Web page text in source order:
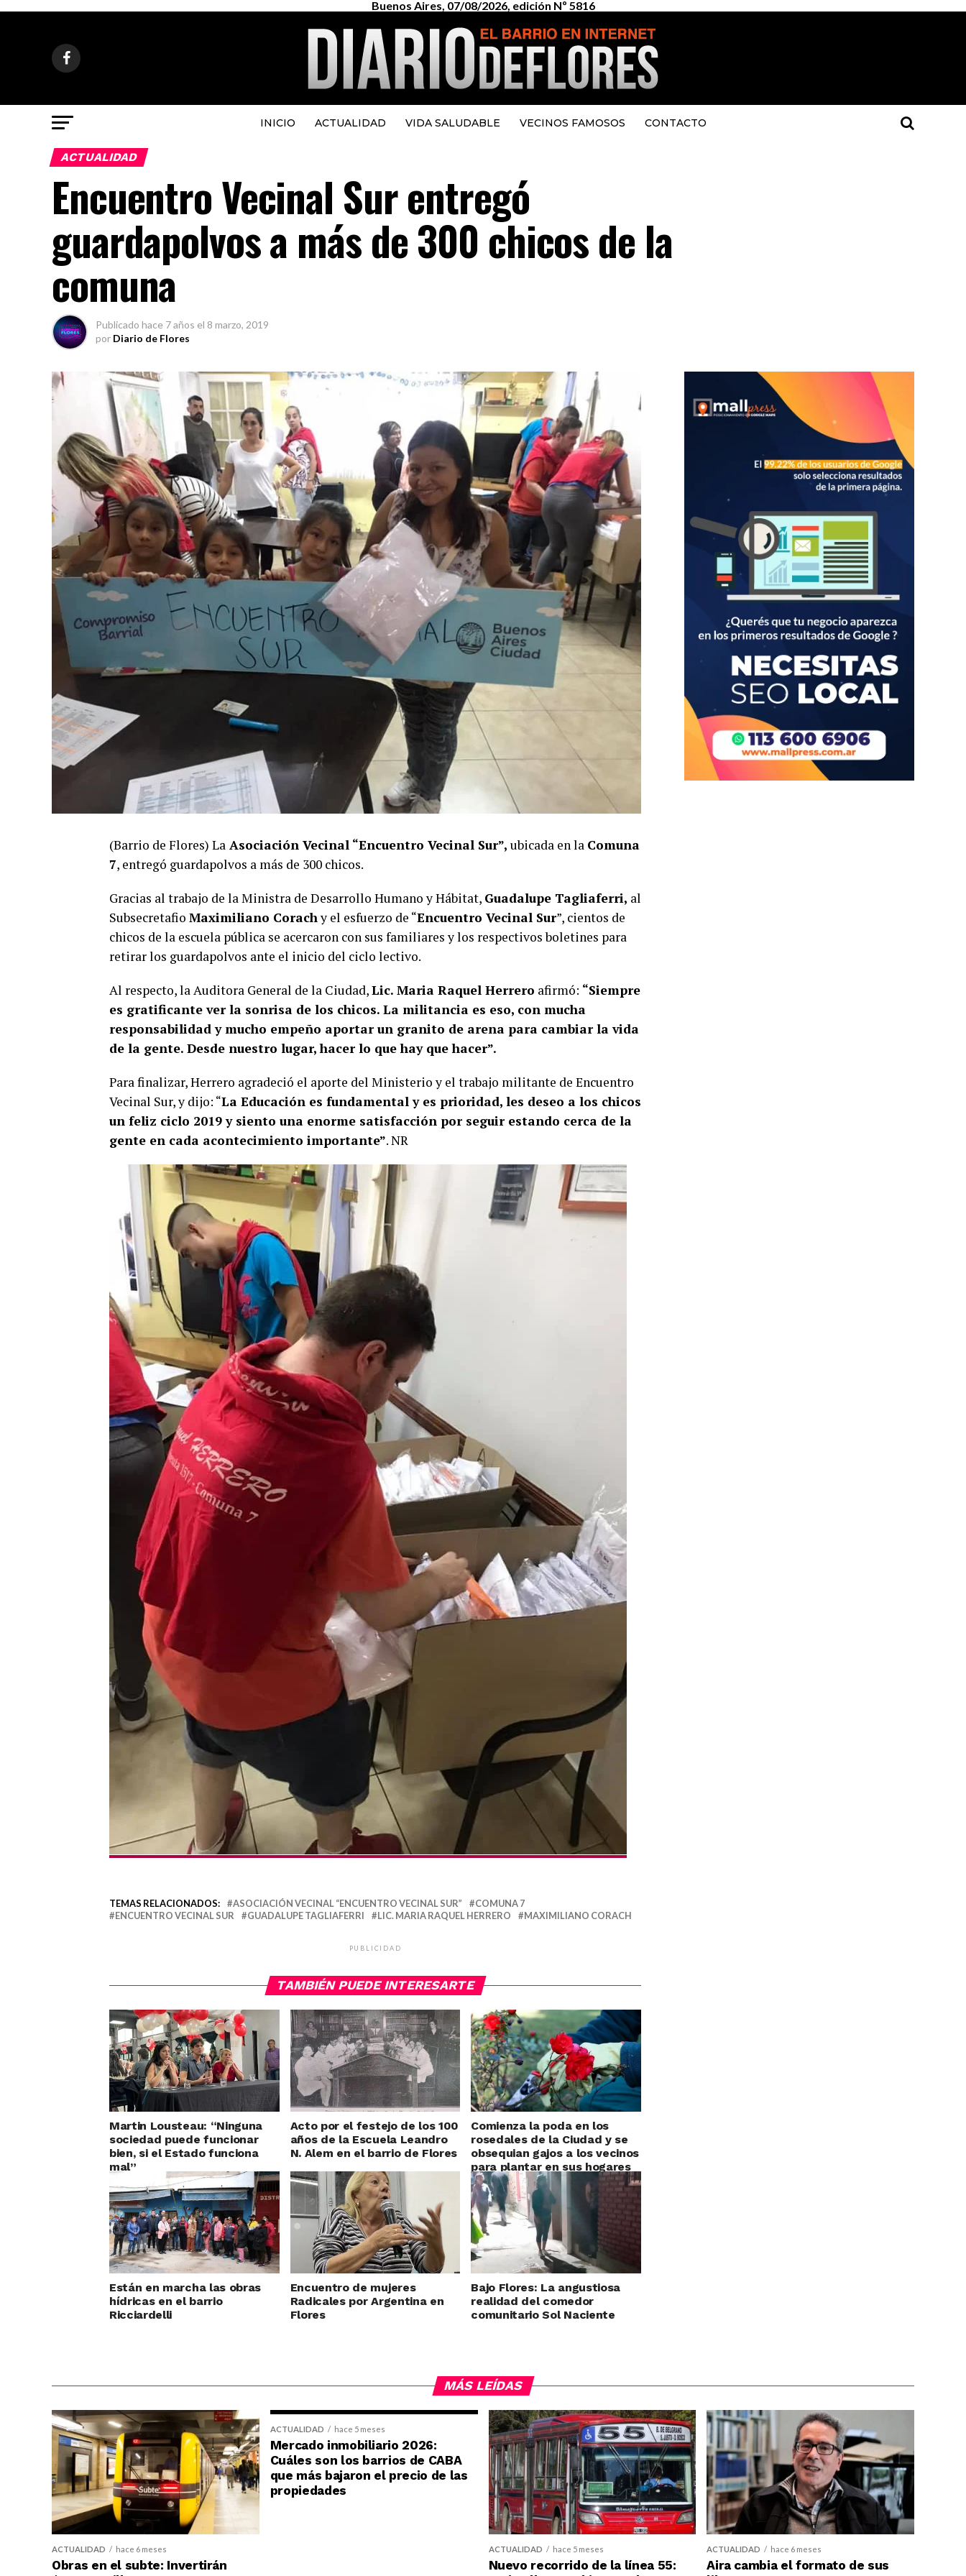
Buenos Aires, 07/08/2026, edición Nº 5816
INICIO ACTUALIDAD VIDA SALUDABLE VECINOS FAMOSOS CONTACTO
ACTUALIDAD
Encuentro Vecinal Sur entregó
guardapolvos a más de 300 chicos de la
comuna
Publicado hace 7 años el 8 marzo, 2019
por Diario de Flores
(Barrio de Flores) La Asociación Vecinal “Encuentro Vecinal Sur”, ubicada en la Comuna
7, entregó guardapolvos a más de 300 chicos.
Gracias al trabajo de la Ministra de Desarrollo Humano y Hábitat, Guadalupe Tagliaferri, al
Subsecretafio Maximiliano Corachy el esfuerzo de “Encuentro Vecinal Sur”, cientos de
chicos de la escuela pública se acercaron con sus familiares y los respectivos boletines para
retirar los guardapolvos ante el inicio del ciclo lectivo.
Al respecto, la Auditora General de la Ciudad,Lic. Maria Raquel Herrero afirmó: “Siempre
es gratificante ver la sonrisa de los chicos. La militancia es eso, con mucha
responsabilidad y mucho empeño aportar un granito de arena para cambiar la vida
de la gente. Desde nuestro lugar, hacer lo que hay que hacer”.
Para finalizar, Herrero agradeció el aporte del Ministerio y el trabajo militante de Encuentro
Vecinal Sur, y dijo: “La Educación es fundamental y es prioridad, les deseo a los chicos
un feliz ciclo 2019 y siento una enorme satisfacción por seguir estando cerca de la
gente en cada acontecimiento importante”. NR
TEMAS RELACIONADOS: ASOCIACIÓN VECINAL “ENCUENTRO VECINAL SUR”
COMUNA 7
ENCUENTRO VECINAL SUR
GUADALUPE TAGLIAFERRI LIC. MARIA RAQUEL HERRERO MAXIMILIANO CORACH
PUBLICIDAD
TAMBIÉN PUEDE INTERESARTE
Martin Lousteau: “Ninguna
sociedad puede funcionar
bien, si el Estado funciona
mal”
Acto por el festejo de los 100
años de la Escuela Leandro
N. Alem en el barrio de Flores
Comienza la poda en los
rosedales de la Ciudad y se
obsequian gajos a los vecinos
para plantar en sus hogares
Están en marcha las obras
hídricas en el barrio
Ricciardelli
Encuentro de mujeres
Radicales por Argentina en
Flores
Bajo Flores: La angustiosa
realidad del comedor
comunitario Sol Naciente
MÁS LEÍDAS
ACTUALIDAD hace 6 meses
Obras en el subte: Invertirán
ACTUALIDAD hace 5 meses
Mercado inmobiliario 2026:
Cuáles son los barrios de CABA
que más bajaron el precio de las
propiedades
ACTUALIDAD hace 5 meses
Nuevo recorrido de la línea 55:
ACTUALIDAD hace 6 meses
Aira cambia el formato de sus